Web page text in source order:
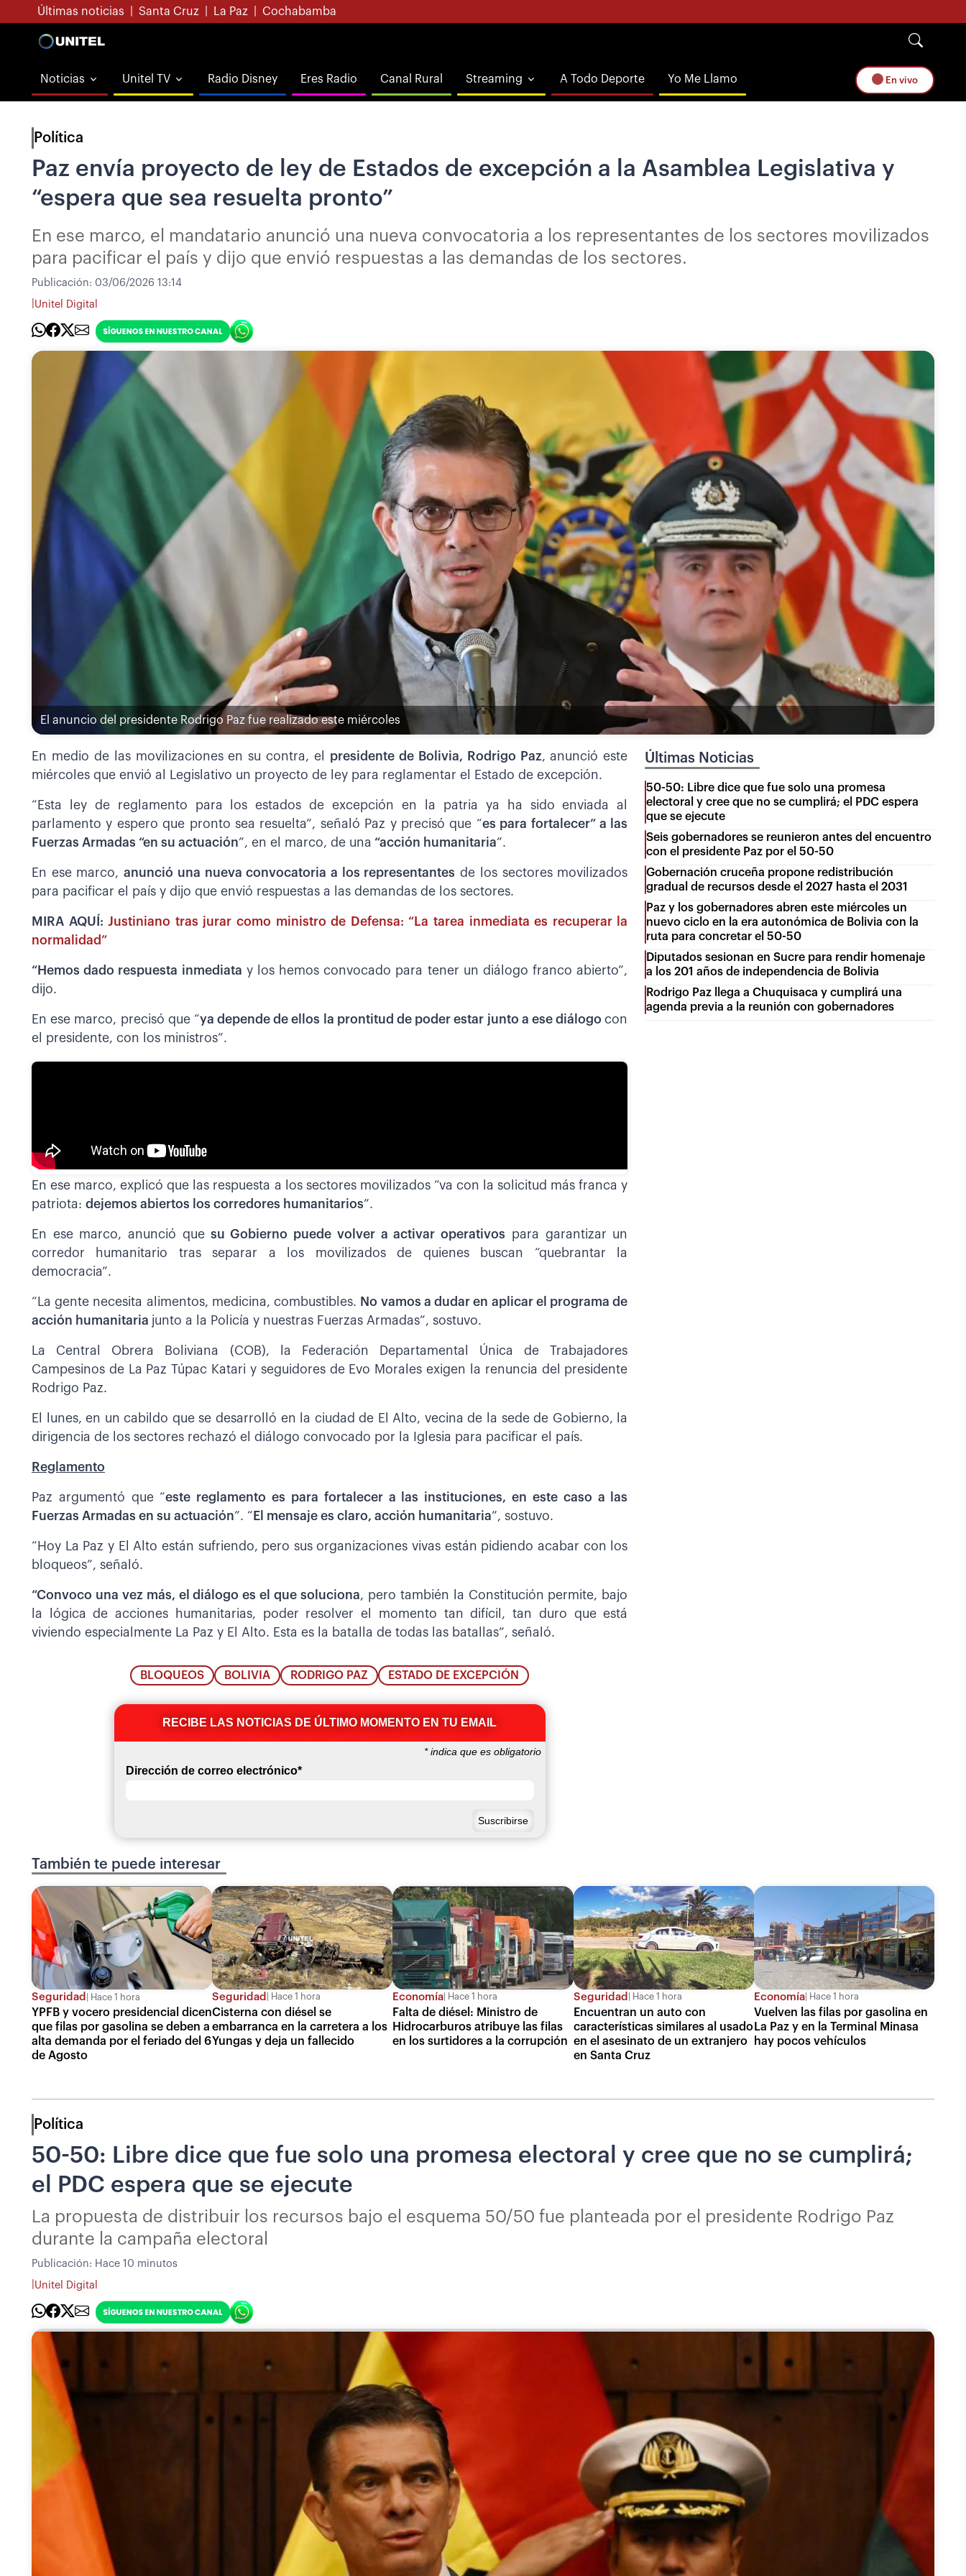
Últimas noticias Santa Cruz La Paz Cochabamba
Noticias Unitel TV Radio Disney Eres Radio Canal Rural Streaming A Todo Deporte Yo Me Llamo En vivo
Política
Paz envía proyecto de ley de Estados de excepción a la Asamblea Legislativa y
“espera que sea resuelta pronto”
En ese marco, el mandatario anunció una nueva convocatoria a los representantes de los sectores movilizados
para pacificar el país y dijo que envió respuestas a las demandas de los sectores.
Publicación: 03/06/2026 13:14
Unitel Digital
El anuncio del presidente Rodrigo Paz fue realizado este miércoles
En medio de las movilizaciones en su contra, el presidente de Bolivia, Rodrigo Paz, anunció este
miércoles que envió al Legislativo un proyecto de ley para reglamentar el Estado de excepción.
“Esta ley de reglamento para los estados de excepción en la patria ya ha sido enviada al
parlamento y espero que pronto sea resuelta”, señaló Paz y precisó que “es para fortalecer” a las
Fuerzas Armadas “en su actuación”, en el marco, de una “acción humanitaria”.
En ese marco,anunció una nueva convocatoria a los representantes de los sectores movilizados
para pacificar el país y dijo que envió respuestas a las demandas de los sectores.
MIRA AQUÍ:Justiniano tras jurar como ministro de Defensa: “La tarea inmediata es recuperar la
normalidad”
“Hemos dado respuesta inmediata y los hemos convocado para tener un diálogo franco abierto”,
dijo.
En ese marco, precisó que “ya depende de ellos la prontitud de poder estar junto a ese diálogocon
el presidente, con los ministros”.
En ese marco, explicó que las respuesta a los sectores movilizados “va con la solicitud más franca y
patriota: dejemos abiertos los corredores humanitarios”.
En ese marco, anunció quesu Gobierno puede volver a activar operativos para garantizar un
corredor humanitario tras separar a los movilizados de quienes buscan “quebrantar la
democracia”.
“La gente necesita alimentos, medicina, combustibles. No vamos a dudar en aplicar el programa de
acción humanitaria junto a la Policía y nuestras Fuerzas Armadas”, sostuvo.
La Central Obrera Boliviana (COB), la Federación Departamental Única de Trabajadores
Campesinos de La Paz Túpac Katari y seguidores de Evo Morales exigen la renuncia del presidente
Rodrigo Paz.
El lunes, en un cabildo que se desarrolló en la ciudad de El Alto, vecina de la sede de Gobierno, la
dirigencia de los sectores rechazó el diálogo convocado por la Iglesia para pacificar el país.
Reglamento
Paz argumentó que “este reglamento es para fortalecer a las instituciones, en este caso a las
Fuerzas Armadas en su actuación”. “ El mensaje es claro, acción humanitaria”, sostuvo.
“Hoy La Paz y El Alto están sufriendo, pero sus organizaciones vivas están pidiendo acabar con los
bloqueos”, señaló.
“Convoco una vez más, el diálogo es el que soluciona, pero también la Constitución permite, bajo
la lógica de acciones humanitarias, poder resolver el momento tan difícil, tan duro que está
viviendo especialmente La Paz y El Alto. Esta es la batalla de todas las batallas”, señaló.
BLOQUEOS BOLIVIA RODRIGO PAZ ESTADO DE EXCEPCIÓN
RECIBE LAS NOTICIAS DE ÚLTIMO MOMENTO EN TU EMAIL
*indica que es obligatorio
Dirección de correo electrónico*
Últimas Noticias
50-50: Libre dice que fue solo una promesa
electoral y cree que no se cumplirá; el PDC espera
que se ejecute
Seis gobernadores se reunieron antes del encuentro
con el presidente Paz por el 50-50
Gobernación cruceña propone redistribución
gradual de recursos desde el 2027 hasta el 2031
Paz y los gobernadores abren este miércoles un
nuevo ciclo en la era autonómica de Bolivia con la
ruta para concretar el 50-50
Diputados sesionan en Sucre para rendir homenaje
a los 201 años de independencia de Bolivia
Rodrigo Paz llega a Chuquisaca y cumplirá una
agenda previa a la reunión con gobernadores
También te puede interesar
Seguridad Hace 1 hora
YPFB y vocero presidencial dicen
que filas por gasolina se deben a
alta demanda por el feriado del 6
de Agosto
Seguridad Hace 1 hora
Cisterna con diésel se
embarranca en la carretera a los
Yungas y deja un fallecido
Economía Hace 1 hora
Falta de diésel: Ministro de
Hidrocarburos atribuye las filas
en los surtidores a la corrupción
Seguridad Hace 1 hora
Encuentran un auto con
características similares al usado
en el asesinato de un extranjero
en Santa Cruz
Economía Hace 1 hora
Vuelven las filas por gasolina en
La Paz y en la Terminal Minasa
hay pocos vehículos
Política
50-50: Libre dice que fue solo una promesa electoral y cree que no se cumplirá;
el PDC espera que se ejecute
La propuesta de distribuir los recursos bajo el esquema 50/50 fue planteada por el presidente Rodrigo Paz
durante la campaña electoral
Publicación: Hace 10 minutos
Unitel Digital